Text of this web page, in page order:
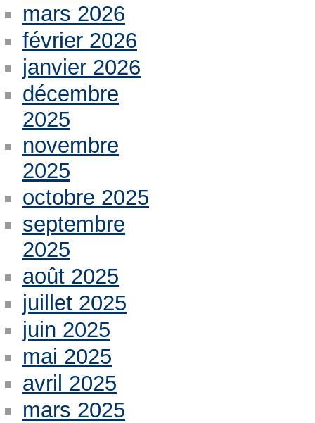
mars 2026
février 2026
janvier 2026
décembre
2025
novembre
2025
octobre 2025
septembre
2025
août 2025
juillet 2025
juin 2025
mai 2025
avril 2025
mars 2025